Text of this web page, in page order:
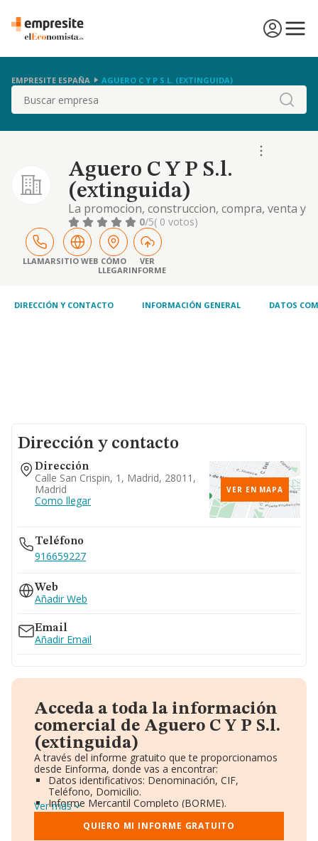
EMPRESITE ESPAÑA AGUERO C Y P S.L. (EXTINGUIDA)
Buscar
Aguero C Y P S.l.
(extinguida)
La promocion, construccion, compra, venta y
arrendamiento de toda clase de inmuebles
de cualquier naturaleza.
0/5( 0 votos)
LLAMARSITIO WEB CÓMO
LLEGAR
VER
INFORME
DIRECCIÓN Y CONTACTO INFORMACIÓN GENERAL DATOS
Dirección y contacto
Dirección
Calle San Crispin, 1, Madrid, 28011,
Madrid
Como llegar
VER EN MAPA
Teléfono
916659227
Web
Añadir Web
Email
Añadir Email
Acceda a toda la información
comercial de Aguero C Y P S.l.
(extinguida)
A través del informe gratuito que te proporcionamos
desde Einforma, donde vas a encontrar:
Datos identificativos: Denominación, CIF,
Teléfono, Domicilio.
Informe Mercantil Completo (BORME).
Gráficos de Evolución Ventas y Empleados.
Consejo de Administración y Administradores.
Directivos y Ejecutivos.
Ver más
QUIERO MI INFORME GRATUITO